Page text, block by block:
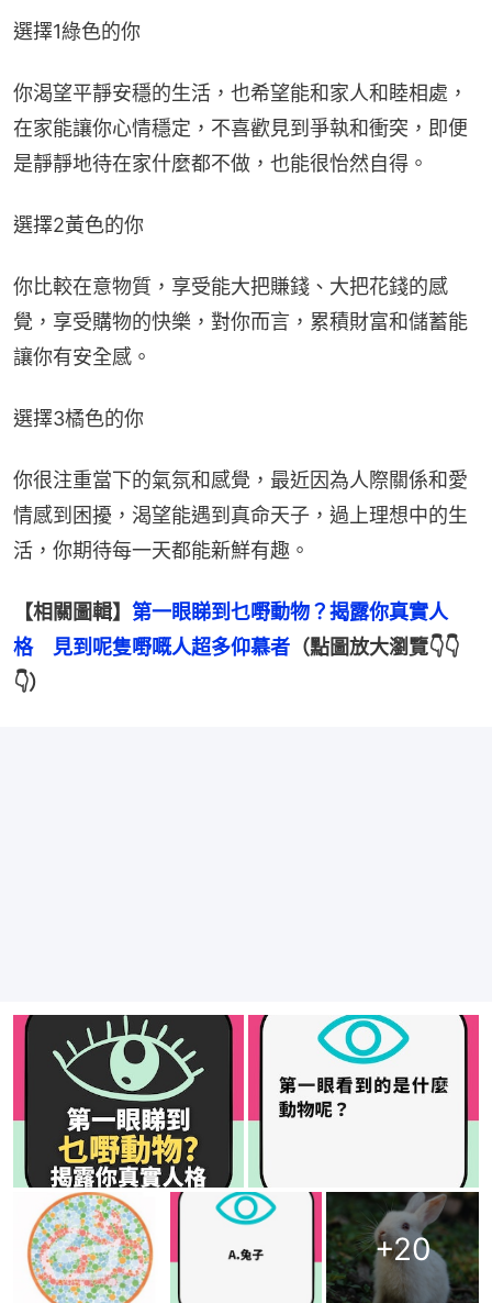
選擇1綠色的你
你渴望平靜安穩的生活，也希望能和家人和睦相處，
在家能讓你心情穩定，不喜歡見到爭執和衝突，即便
是靜靜地待在家什麼都不做，也能很怡然自得。
選擇2黃色的你
你比較在意物質，享受能大把賺錢、大把花錢的感
覺，享受購物的快樂，對你而言，累積財富和儲蓄能
讓你有安全感。
選擇3橘色的你
你很注重當下的氣氛和感覺，最近因為人際關係和愛
情感到困擾，渴望能遇到真命天子，過上理想中的生
活，你期待每一天都能新鮮有趣。
【相關圖輯】 第一眼睇到乜嘢動物？揭露你真實人
格　見到呢隻嘢嘅人超多仰慕者 （點圖放大瀏覽👇👇
👇）
+20